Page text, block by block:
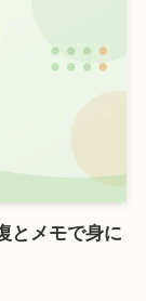
とメモで身に